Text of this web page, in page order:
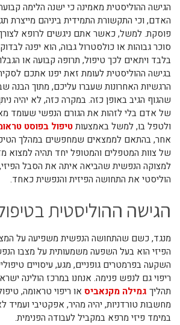
הגישה ההוליסטית מאמינה כי ישנה הלימה
האדם, וכי התקשורת התמידית ביניהם מייצרת
פוסקת. למשל, כאשר אתם ניגשים לרופא
סוכר גבוהות או כולסטרול גבוה, הוא יפנה
בלבד ויתאים לכך טיפול, תרופה קבועה או
בגישה ההוליסטית לעומת זאת יפנו אתכם
הרגשיות האחרונות שעברו עליכם, מתוך הבנה
שהגוף הגיב באופן כזה. במקרה כזה, לא יהיה
של אדם בלי לזהות את הגורם הנפשי שעומד
ולטפל בו, למשל באמצעותטיפול בפוסט
אחר, בהתאם לממצאים שמחפשים במהלך
של צוות המטפלים והמטופל יחד תהיה למצוא
למצוקה הנפשית שהביאה איתה את הסבל
הוליסטי את התחושה הפיזית והנפשית כאחד.
הגישה ההוליסטית
מנגד, כשם שהתחושה הנפשית משפיעה על
הפיזי הוא בעל השפעה משמעותית על מצבו
השקעה בפרמטרים גופניים, מגע, עיסויים
ריפוי גם לנפש פנימה. אנחנו במרכז הולינה
תהליך גמילה מקנאביס או ריפוי טראומה,
מחשבות טורדניות, יהיה מהיר, אפקטיבי
במימד פיזי מרפא במקביל לעבודה הפנימית.